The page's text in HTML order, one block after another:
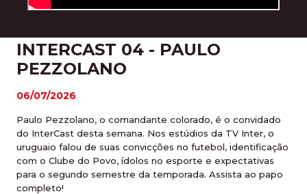
INTERCAST 04 - PAULO
PEZZOLANO
06/07/2026
Paulo Pezzolano, o comandante colorado, é o convidado
do InterCast desta semana. Nos estúdios da TV Inter, o
uruguaio falou de suas convicções no futebol, identificação
com o Clube do Povo, ídolos no esporte e expectativas
para o segundo semestre da temporada. Assista ao papo
completo!